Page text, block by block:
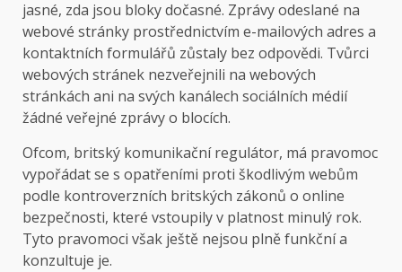
jasné, zda jsou bloky dočasné. Zprávy odeslané na
webové stránky prostřednictvím e-mailových adres a
kontaktních formulářů zůstaly bez odpovědi. Tvůrci
webových stránek nezveřejnili na webových
stránkách ani na svých kanálech sociálních médií
žádné veřejné zprávy o blocích.
Ofcom, britský komunikační regulátor, má pravomoc
vypořádat se s opatřeními proti škodlivým webům
podle kontroverzních britských zákonů o online
bezpečnosti, které vstoupily v platnost minulý rok.
Tyto pravomoci však ještě nejsou plně funkční a
konzultuje je.